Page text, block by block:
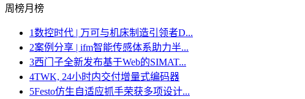
周榜月榜
1数控时代 | 万可与机床制造引领者D...
2案例分享 | ifm智能传感体系助力半...
3西门子全新发布基于Web的SIMAT...
4TWK, 24小时内交付增量式编码器
5Festo仿生自适应抓手荣获多项设计...